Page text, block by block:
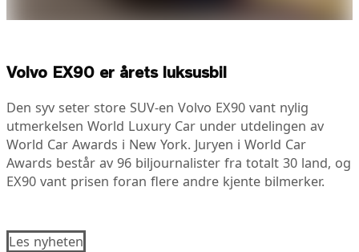
Volvo EX90 er årets luksusbil
Den syv seter store SUV-en Volvo EX90 vant nylig
utmerkelsen World Luxury Car under utdelingen av
World Car Awards i New York. Juryen i World Car
Awards består av 96 biljournalister fra totalt 30 land, og
EX90 vant prisen foran flere andre kjente bilmerker.
Les nyheten